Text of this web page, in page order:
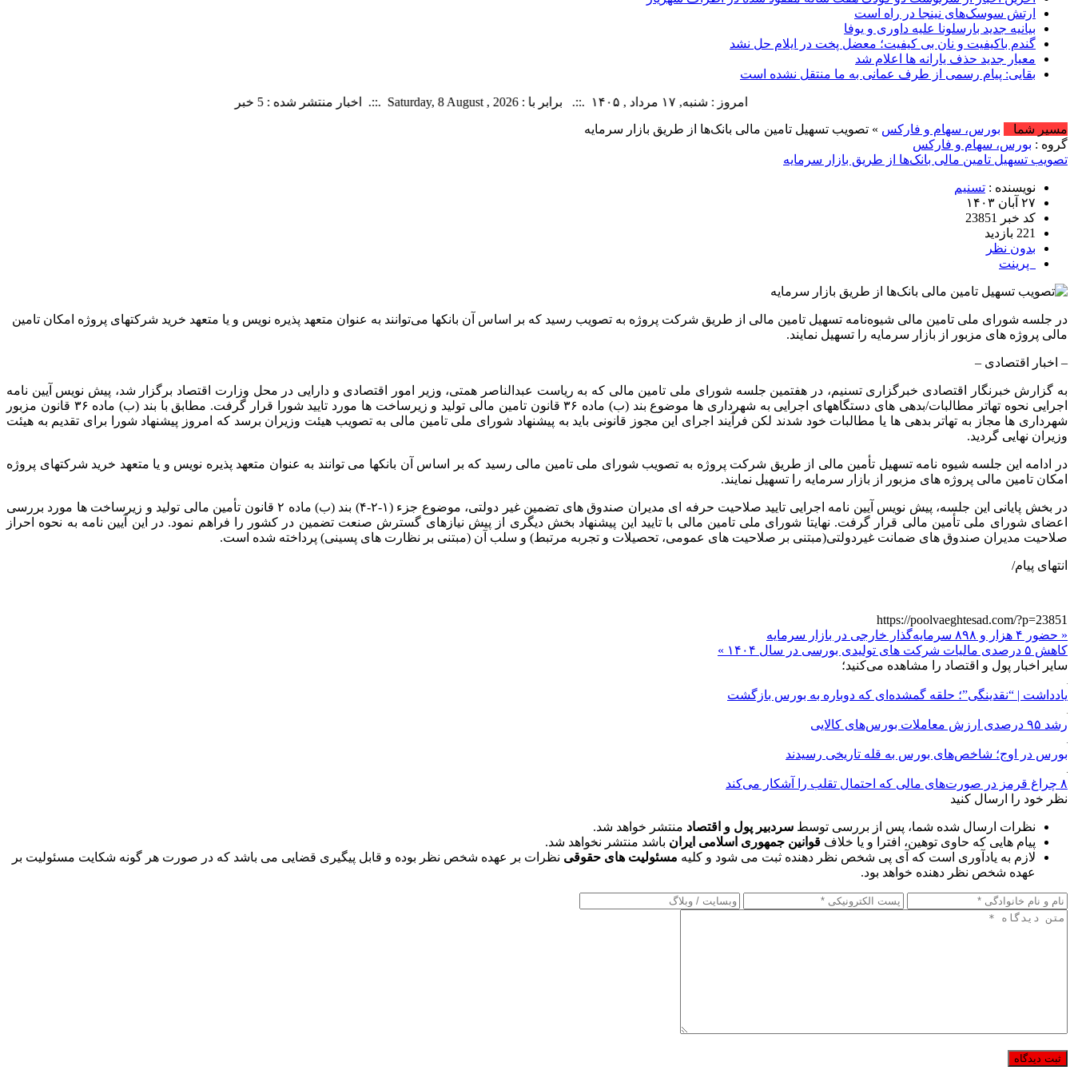
ارتش سوسک‌های نینجا در راه است
بیانیه جدید بارسلونا علیه داوری و یوفا
گندم باکیفیت و نان بی کیفیت؛ معضل پخت در ایلام حل نشد
معیار جدید حذف یارانه ها اعلام شد
بقایی: پیام رسمی از طرف عمانی به ما منتقل نشده است
امروز : شنبه, ۱۷ مرداد , ۱۴۰۵ .::. برابر با : Saturday, 8 August , 2026 .::. اخبار منتشر شده : 5 خبر
مسیر شما
بورس، سهام و فارکس » تصویب تسهیل تامین مالی بانک‌ها از طریق بازار سرمایه
گروه : بورس، سهام و فارکس
تصویب تسهیل تامین مالی بانک‌ها از طریق بازار سرمایه
نویسنده : تسنیم
۲۷ آبان ۱۴۰۳
کد خبر 23851
221 بازدید
بدون نظر
پرینت
در جلسه شورای ملی تامین مالی شیوه‌نامه تسهیل تامین مالی از طریق شرکت پروژه به تصویب رسید که بر اساس آن ‌بانکها می‌توانند به عنوان متعهد پذیره نویس و یا متعهد خرید شرکتهای پروژه امکان تامین
مالی پروژه های مزبور از بازار سرمایه را تسهیل نمایند.
– اخبار اقتصادی –
به گزارش خبرنگار اقتصادی خبرگزاری تسنیم، در هفتمین جلسه شورای ملی تامین مالی که به ریاست عبدالناصر همتی، وزیر امور اقتصادی و دارایی در محل وزارت اقتصاد برگزار شد، پیش نویس آیین نامه
اجرایی نحوه تهاتر مطالبات/بدهی های دستگاههای اجرایی به شهرداری ها موضوع بند (ب) ماده ۳۶ قانون تامین مالی تولید و زیرساخت ها مورد تایید شورا قرار گرفت. مطابق با بند (ب) ماده ۳۶ قانون مزبور
شهرداری ها مجاز به تهاتر بدهی ها یا مطالبات خود شدند لکن فرآیند اجرای این مجوز قانونی باید به پیشنهاد شورای ملی تامین مالی به تصویب هیئت وزیران برسد که امروز پیشنهاد شورا برای تقدیم به هیئت
وزیران نهایی گردید.
در ادامه این جلسه شیوه نامه تسهیل تأمین مالی از طریق شرکت پروژه به تصویب شورای ملی تامین مالی رسید که بر اساس آن بانکها می توانند به عنوان متعهد پذیره نویس و یا متعهد خرید شرکتهای پروژه
امکان تامین مالی پروژه های مزبور از بازار سرمایه را تسهیل نمایند.
در بخش پایانی این جلسه، پیش نویس آیین نامه اجرایی تایید صلاحیت حرفه ای مدیران صندوق های تضمین غیر دولتی، موضوع جزء (۱-۲-۴) بند (ب) ماده ۲ قانون تأمین مالی تولید و زیرساخت ها مورد بررسی
اعضای شورای ملی تأمین مالی قرار گرفت. نهایتا شورای ملی تامین مالی با تایید این پیشنهاد بخش دیگری از پیش نیازهای گسترش صنعت تضمین در کشور را فراهم نمود. در این آیین نامه به نحوه احراز
صلاحیت مدیران صندوق های ضمانت غیردولتی(مبتنی بر صلاحیت های عمومی، تحصیلات و تجربه مرتبط) و سلب آن (مبتنی بر نظارت های پسینی) پرداخته شده است.
انتهای پیام/
https://poolvaeghtesad.com/?p=23851
« حضور ۴ هزار و ۸۹۸ سرمایه‌گذار خارجی در بازار سرمایه
کاهش ۵ درصدی مالیات شرکت های تولیدی بورسی در سال ۱۴۰۴ »
سایر اخبار پول و اقتصاد را مشاهده می‌کنید؛
یادداشت | “نقدینگی”؛ حلقه گمشده‌ای که دوباره به بورس بازگشت
رشد ۹۵ درصدی ارزش معاملات بورس‌های کالایی
بورس در اوج؛ شاخص‌های بورس به قله تاریخی رسیدند
۸ چراغ قرمز در صورت‌های مالی که احتمال تقلب را آشکار می‌کند
نظر خود را ارسال کنید
نظرات ارسال شده شما، پس از بررسی توسط سردبیر پول و اقتصاد منتشر خواهد شد.
پیام هایی که حاوی توهین، افترا و یا خلاف قوانین جمهوری اسلامی ایران باشد منتشر نخواهد شد.
لازم به یادآوری است که آی پی شخص نظر دهنده ثبت می شود و کلیه مسئولیت های حقوقی نظرات بر عهده شخص نظر بوده و قابل پیگیری قضایی می باشد که در صورت هر گونه شکایت مسئولیت بر
عهده شخص نظر دهنده خواهد بود.